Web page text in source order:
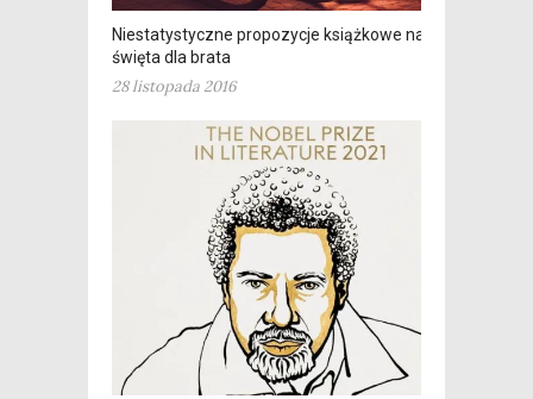
Niestatystyczne propozycje książkowe na
święta dla brata
28 listopada 2016